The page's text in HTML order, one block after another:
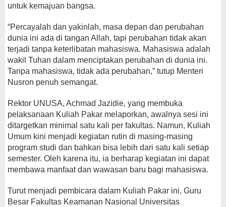
untuk kemajuan bangsa.
“Percayalah dan yakinlah, masa depan dan perubahan
dunia ini ada di tangan Allah, tapi perubahan tidak akan
terjadi tanpa keterlibatan mahasiswa. Mahasiswa adalah
wakil Tuhan dalam menciptakan perubahan di dunia ini.
Tanpa mahasiswa, tidak ada perubahan,” tutup Menteri
Nusron penuh semangat.
Rektor UNUSA, Achmad Jazidie, yang membuka
pelaksanaan Kuliah Pakar melaporkan, awalnya sesi ini
ditargetkan minimal satu kali per fakultas. Namun, Kuliah
Umum kini menjadi kegiatan rutin di masing-masing
program studi dan bahkan bisa lebih dari satu kali setiap
semester. Oleh karena itu, ia berharap kegiatan ini dapat
membawa manfaat dan wawasan baru bagi mahasiswa.
Turut menjadi pembicara dalam Kuliah Pakar ini, Guru
Besar Fakultas Keamanan Nasional Universitas